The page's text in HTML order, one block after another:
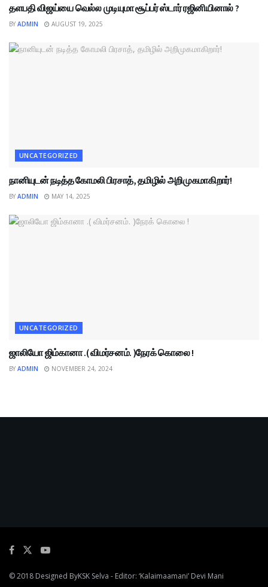
தளபதி விஜய்யை வெல்ல முடியுமா சூப்பர் ஸ்டார் ரஜினியினால் ?
BY ADMIN AUGUST 19, 2025
UNCATEGORIZED
நானியுடன் நடித்த கோமலி பிரசாத், தமிழில் அறிமுகமாகிறார்!
BY ADMIN MAY 14, 2025
UNCATEGORIZED
ஜாலியோ ஜிம்கானா .( விமர்சனம். )நேரக் கொலை !
BY ADMIN NOVEMBER 24, 2024
© 2018 Designed ByKSK Selva - Editor: ‘Kalaimaamani’ Devi Mani